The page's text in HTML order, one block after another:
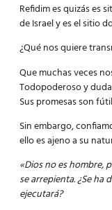
Refidim es quizás es
de Israel y es el sitio
¿Qué nos quiere
Que muchas veces
Todopoderoso y
Sus promesas son
Sin embargo,
ello es ajeno a su
«Dios no es hombre,
se arrepienta. ¿Se ha
ejecutará?